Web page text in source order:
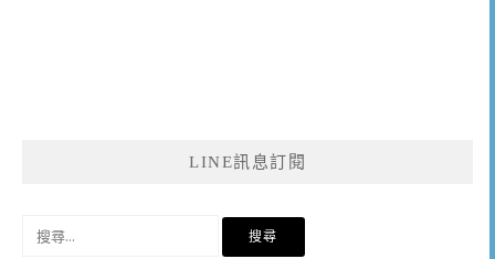
LINE訊息訂閱